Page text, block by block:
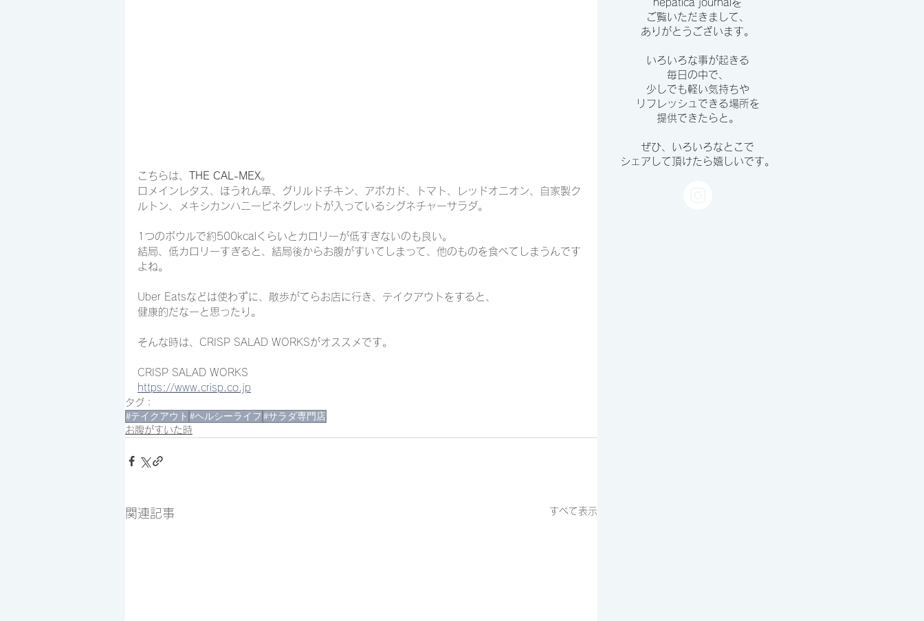
こちらは、 THE CAL-MEX。
ロメインレタス、ほうれん草、グリルドチキン、アボカド、トマト、レッドオニオン、自家製ク
ルトン、メキシカンハニービネグレットが入っているシグネチャーサラダ。
1つのボウルで約500kcalくらいとカロリーが低すぎないのも良い。
結局、低カロリーすぎると、結局後からお腹がすいてしまって、他のものを食べてしまうんです
よね。
Uber Eatsなどは使わずに、散歩がてらお店に行き、テイクアウトをすると、
健康的だなーと思ったり。
そんな時は、CRISP SALAD WORKSがオススメです。
CRISP SALAD WORKS
https://www.crisp.co.jp
タグ：
#テイクアウト #ヘルシーライフ #サラダ専門店
お腹がすいた時
関連記事 すべて表示
hepatica journalを
ご覧いただきまして、
​ありがとうございます。
いろいろな事が起きる
毎日の中で、
少しでも軽い気持ちや
リフレッシュできる場所を
提供できたらと。
ぜひ、いろいろなとこで
シェアして頂けたら嬉しいです。